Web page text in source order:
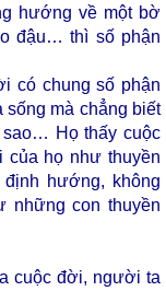
hướng về một bờ
đậu… thì số phận
có chung số phận
mà chẳng biết
sao… Họ thấy cuộc
họ như thuyền
hướng, không
con thuyền
cuộc đời, người ta